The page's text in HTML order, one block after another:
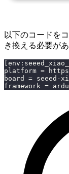
以下のコードを
き換える必要があ
platform =
board = seeed-
framework =